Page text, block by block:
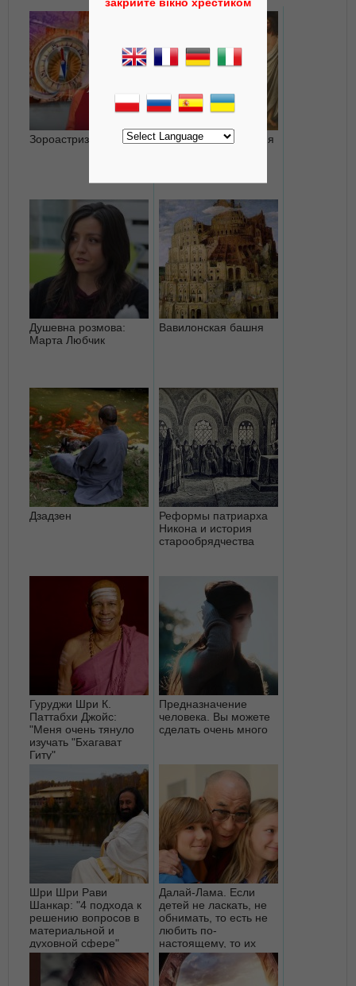
Зороастризм
Интимные отношения
Душевна розмова:
Марта Любчик
Вавилонская башня
Дзадзен
Реформы патриарха
Никона и история
старообрядчества
Гуруджи Шри К.
Паттабхи Джойс:
"Меня очень тянуло
изучать "Бхагават
Гиту"
Предназначение
человека. Вы можете
сделать очень много
Шри Шри Рави
Шанкар: "4 подхода к
решению вопросов в
материальной и
духовной сфере"
Далай-Лама. Если
детей не ласкать, не
обнимать, то есть не
любить по-
настоящему, то их
нормальное ра...
закрийте вікно хрестиком